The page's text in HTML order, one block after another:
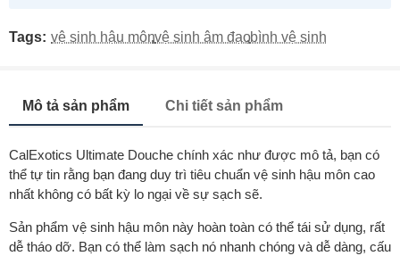
Tags: vệ sinh hậu môn
,vệ sinh âm đạo
,bình vệ sinh
Mô tả sản phẩm Chi tiết sản phẩm
CalExotics Ultimate Douche chính xác như được mô tả, bạn có
thể tự tin rằng bạn đang duy trì tiêu chuẩn vệ sinh hậu môn cao
nhất không có bất kỳ lo ngại về sự sạch sẽ.
Sản phẩm vệ sinh hậu môn này hoàn toàn có thể tái sử dụng, rất
dễ tháo dỡ. Bạn có thể làm sạch nó nhanh chóng và dễ dàng, cấu